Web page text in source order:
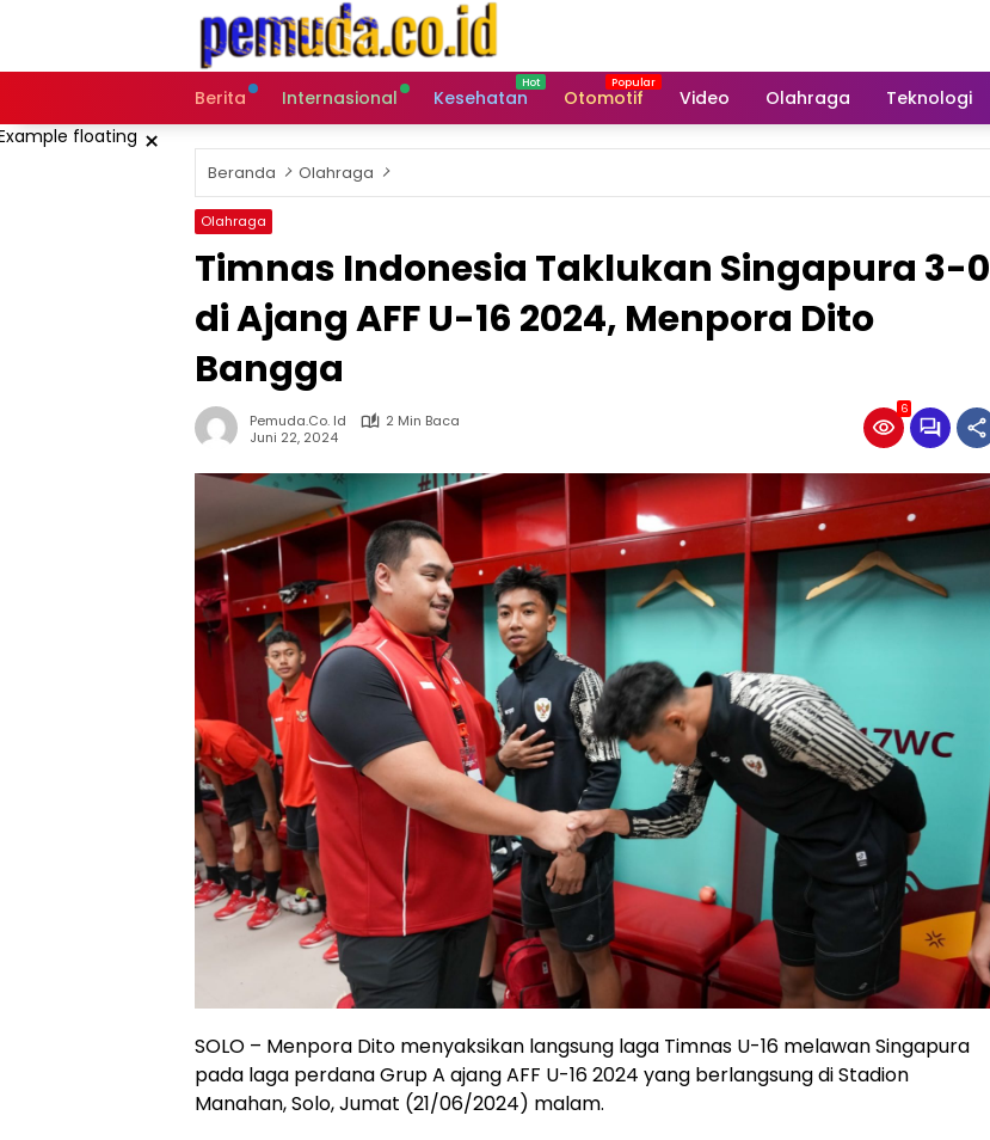
Berita
Internasional Kesehatan Otomotif Video Olahraga Teknologi
×
Beranda Olahraga
Olahraga
Timnas Indonesia Taklukan Singapura 3-0
di Ajang AFF U-16 2024, Menpora Dito
Bangga
Pemuda.co. Id
2 Min Baca
Juni 22, 2024
6
SOLO – Menpora Dito menyaksikan langsung laga Timnas U-16 melawan Singapura
pada laga perdana Grup A ajang AFF U-16 2024 yang berlangsung di Stadion
Manahan, Solo, Jumat (21/06/2024) malam.